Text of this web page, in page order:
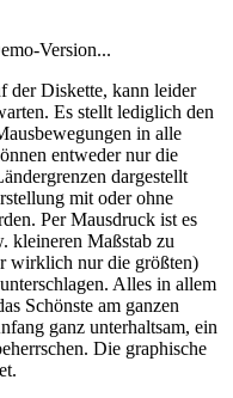
Version...
der Diskette, kann leider
Es stellt lediglich den
in alle
entweder nur die
dargestellt
mit oder ohne
Per Mausdruck ist es
kleineren Maßstab zu
wirklich nur die größten)
Alles in allem
Schönste am ganzen
ganz unterhaltsam, ein
Die graphische